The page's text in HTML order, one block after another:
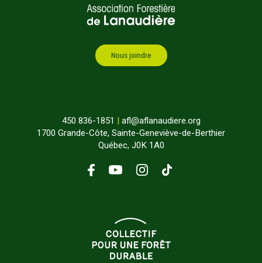
Nous joindre
450 836-1851 | afl@aflanaudiere.org
1700 Grande-Côte, Sainte-Geneviève-de-Berthier
Québec, J0K 1A0